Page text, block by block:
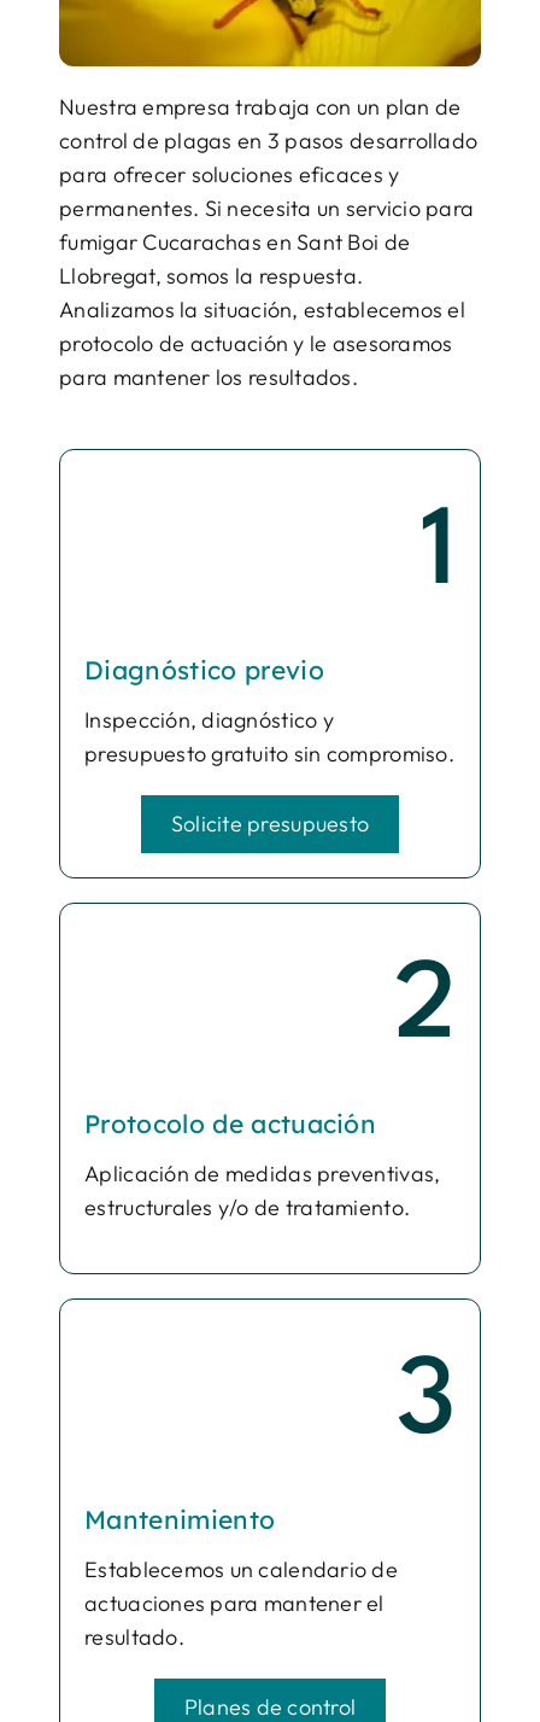
Nuestra empresa trabaja con un plan de
control de plagas en 3 pasos desarrollado
para ofrecer soluciones eficaces y
permanentes. Si necesita un servicio para
fumigar Cucarachas en Sant Boi de
Llobregat, somos la respuesta.
Analizamos la situación, establecemos el
protocolo de actuación y le asesoramos
para mantener los resultados.
1
Diagnóstico previo
Inspección, diagnóstico y
presupuesto gratuito sin compromiso.
Solicite presupuesto
2
Protocolo de actuación
Aplicación de medidas preventivas,
estructurales y/o de tratamiento.
3
Mantenimiento
Establecemos un calendario de
actuaciones para mantener el
resultado.
Planes de control